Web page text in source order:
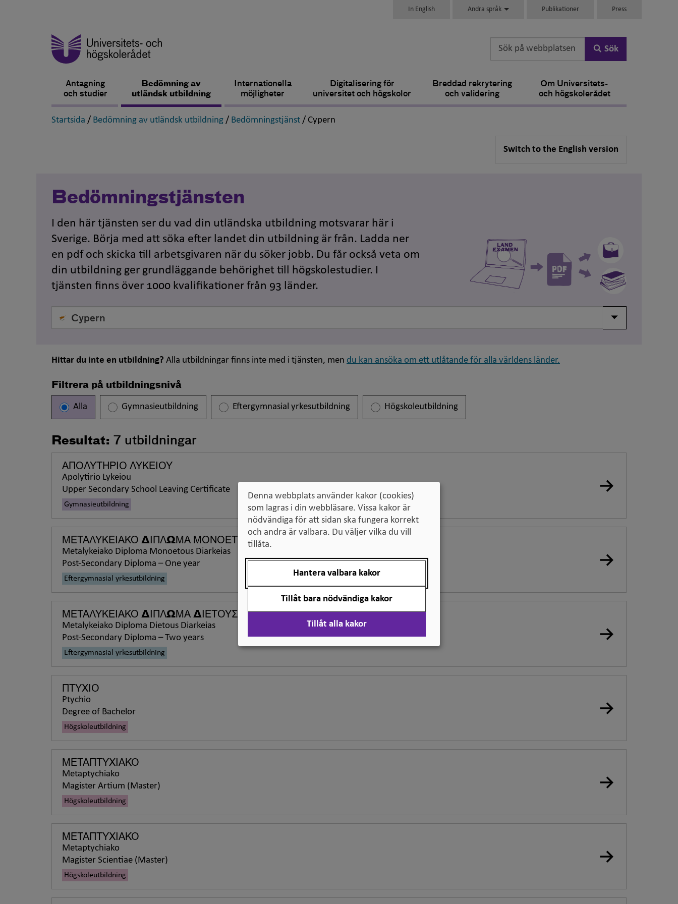
In English Andra språk Publikationer Press
Sök
Antagning
och studier
Bedömning av
utländsk utbildning
Internationella
möjligheter
Digitalisering för
universitet och högskolor
Breddad rekrytering
och validering
Om Universitets-
och högskolerådet
Startsida ,
/ Bedömning av utländsk utbildning ,
/ Bedömningstjänst ,
/ Cypern
Switch to the English version
Bedömningstjänsten
I den här tjänsten ser du vad din utländska utbildning motsvarar här i
Sverige. Börja med att söka efter landet din utbildning är från. Ladda ner
en pdf och skicka till arbetsgivaren när du söker jobb. Du får också veta om
din utbildning ger grundläggande behörighet till högskolestudier. I
tjänsten finns över 1000 kvalifikationer från 93 länder.
land
Visa/dölj meny
Hittar du inte en utbildning? Alla utbildningar finns inte med i tjänsten, men du kan ansöka om ett utlåtande för alla världens länder.
Filtrera på utbildningsnivå
Alla Gymnasieutbildning Eftergymnasial yrkesutbildning Högskoleutbildning
Resultat: 7 utbildningar
ΑΠΟΛΥΤΗΡΙΟ ΛΥΚΕΙΟΥ
Apolytirio Lykeiou
Upper Secondary School Leaving Certificate
Gymnasieutbildning
ΜΕΤΑΛΥΚΕΙΑΚΟ ΔΙΠΛΩΜΑ ΜΟΝΟΕΤΟΥΣ ΔΙΑΡΚΕΙΑΣ
Metalykeiako Diploma Monoetous Diarkeias
Post-Secondary Diploma – One year
Eftergymnasial yrkesutbildning
ΜΕΤΑΛΥΚΕΙΑΚΟ ΔΙΠΛΩΜΑ ΔΙΕΤΟΥΣ ΔΙΑΡΚΕΙΑΣ
Metalykeiako Diploma Dietous Diarkeias
Post-Secondary Diploma – Two years
Eftergymnasial yrkesutbildning
ΠΤΥΧΙΟ
Ptychio
Degree of Bachelor
Högskoleutbildning
ΜΕΤΑΠΤΥΧΙΑΚΟ
Metaptychiako
Magister Artium (Master)
Högskoleutbildning
ΜΕΤΑΠΤΥΧΙΑΚΟ
Metaptychiako
Magister Scientiae (Master)
Högskoleutbildning
Denna webbplats använder kakor (cookies)
som lagras i din webbläsare. Vissa kakor är
nödvändiga för att sidan ska fungera korrekt
och andra är valbara. Du väljer vilka du vill
tillåta.
Hantera valbara kakor
Tillåt bara nödvändiga kakor
Tillåt alla kakor